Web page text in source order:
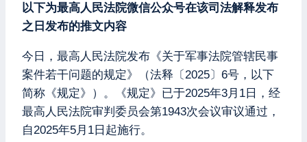
以下为最高人民法院微信公众号在该司法解释发布
之日发布的推文内容
今日，最高人民法院发布《关于军事法院管辖民事
案件若干问题的规定》（法释〔2025〕6号，以下
简称《规定》）。《规定》已于2025年3月1日，经
最高人民法院审判委员会第1943次会议审议通过，
自2025年5月1日起施行。